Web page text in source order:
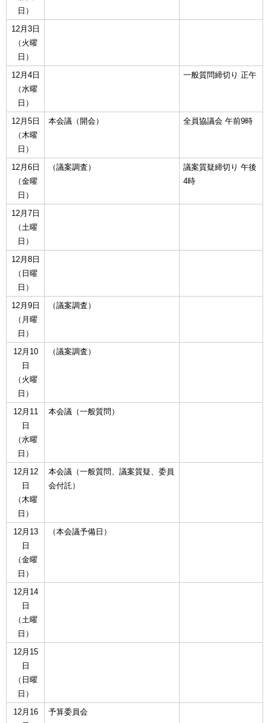
日）
12月3日
（火曜
日）
12月4日
（水曜
日）
一般質問締切り 正午
12月5日
（木曜
日）
本会議（開会） 全員協議会 午前9時
12月6日
（金曜
日）
（議案調査）
議案質疑締切り 午後
4時
12月7日
（土曜
日）
12月8日
（日曜
日）
12月9日
（月曜
日）
（議案調査）
12月10
日
（火曜
日）
（議案調査）
12月11
日
（水曜
日）
本会議（一般質問）
12月12
日
（木曜
日）
本会議（一般質問、議案質疑、委員
会付託）
12月13
日
（金曜
日）
（本会議予備日）
12月14
日
（土曜
日）
12月15
日
（日曜
日）
12月16
予算委員会